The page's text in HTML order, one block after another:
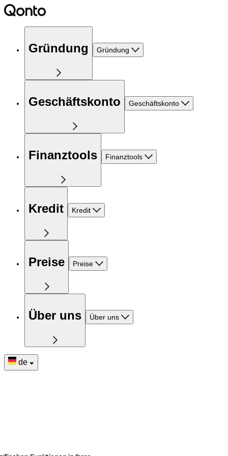
Gründung Gründung
Geschäftskonto Geschäftskonto
Finanztools Finanztools
Kredit Kredit
Preise Preise
Über uns Über uns
de